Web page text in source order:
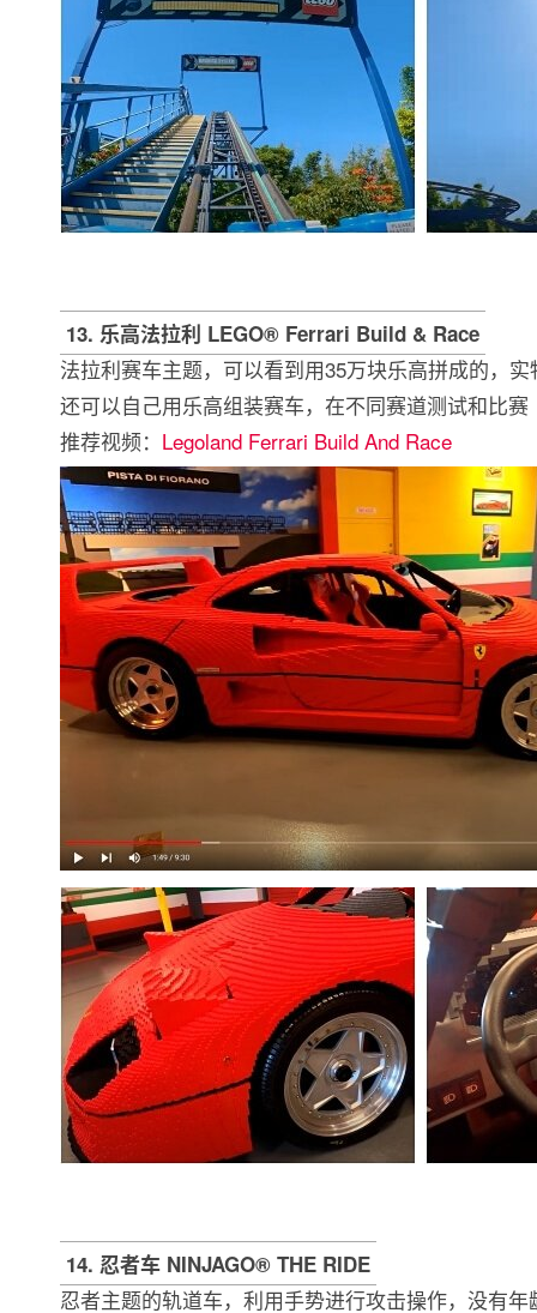
13. 乐高法拉利 LEGO® Ferrari Build & Race
法拉利赛车主题，可以看到用35万块乐高拼成的，
还可以自己用乐高组装赛车，在不同赛道测试和比赛
推荐视频： Legoland Ferrari Build And Race
14. 忍者车 NINJAGO® THE RIDE
忍者主题的轨道车，利用手势进行攻击操作，没有年